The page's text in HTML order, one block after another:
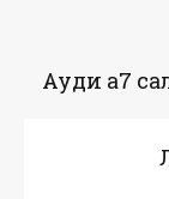
Ауди а7